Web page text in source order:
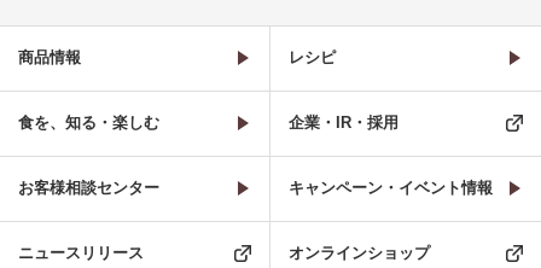
商品情報 レシピ
食を、知る・楽しむ 企業・IR・採用
お客様相談センター キャンペーン・イベント情報
ニュースリリース オンラインショップ